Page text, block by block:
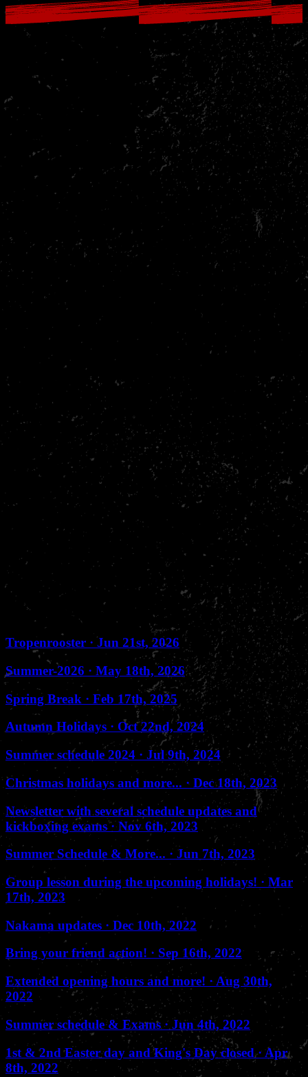
Zomerrooster 2025
Published on July 9th 2025
De zomervakantie staat voor de deur en dat betekent dat het tijd is
voor een nieuwsbrief!
Nakama Gym is de gehele vakantie geopend
, maar let op:
De jeugdlessen op woensdag en vrijdag gaan de gehele
vakantie niet door. Ook voor de kleintjes is het tijd voor
vakantie.
De zorggroep en de ochtendlessen vervallen ook gedurende
Tieners kunnen meedoen met de volwassen uren.
eerste en laatste twee weken
van de zomervakantie is
Nakama geopend voor groepslessen
In de
middelste twee weken is er alleen ruimte voor
open
Let er alsjeblieft op
dat we samen zorgen dat de dojo, algemene
ruimte, kleedkamers en toiletten netjes en schoon blijven. Zo blijft
het voor iedereen prettig om te trainen.
Concreet:
Open voor groepsles:
19 juli - 2 augustus
Gesloten voor groepsles:
2 augustus - 17 augustus
Open voor groepsles:
18 augustus - 31 augustus
Door stijgende kosten zijn wij helaas genoodzaakt om na de
vakantie alle abonnementen met
€1,50
te verhogen. Wij stellen dit
altijd zo lang mogelijk uit en houden het zo laag mogelijk, maar
ontkomen er nu niet aan.
Vanaf 1 september
is het rooster weer zoals jullie van ons gewend
Wil jij tijdens de vakantie
personal training
voor kickboksen,
boksen, MMA of fitness? App dan naar
0630254475 , dan kijken we
samen naar extra trainingsopties tijdens jouw vakantie!
Osu,
Sensei John, Danique en team Nakama
Previously published
Tropenrooster · Jun 21st, 2026
Summer-2026 · May 18th, 2026
Spring Break · Feb 17th, 2025
Autumn Holidays · Oct 22nd, 2024
Summer schedule 2024 · Jul 9th, 2024
Christmas holidays and more... · Dec 18th, 2023
Newsletter with several schedule updates and
kickboxing exams· Nov 6th, 2023
Summer Schedule & More... · Jun 7th, 2023
Group lesson during the upcoming holidays! · Mar
17th, 2023
Nakama updates · Dec 10th, 2022
Bring your friend action! · Sep 16th, 2022
Extended opening hours and more! · Aug 30th,
2022
Summer schedule & Exams · Jun 4th, 2022
1st & 2nd Easter day and King's Day closed· Apr
8th, 2022